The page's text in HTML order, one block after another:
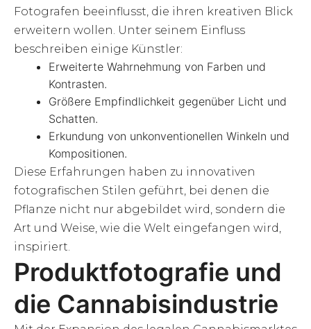
Fotografen beeinflusst, die ihren kreativen Blick
erweitern wollen. Unter seinem Einfluss
beschreiben einige Künstler:
Erweiterte Wahrnehmung von Farben und
Kontrasten.
Größere Empfindlichkeit gegenüber Licht und
Schatten.
Erkundung von unkonventionellen Winkeln und
Kompositionen.
Diese Erfahrungen haben zu innovativen
fotografischen Stilen geführt, bei denen die
Pflanze nicht nur abgebildet wird, sondern die
Art und Weise, wie die Welt eingefangen wird,
inspiriert.
Produktfotografie und
die Cannabisindustrie